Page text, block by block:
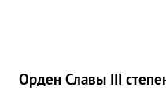
Орден Славы III